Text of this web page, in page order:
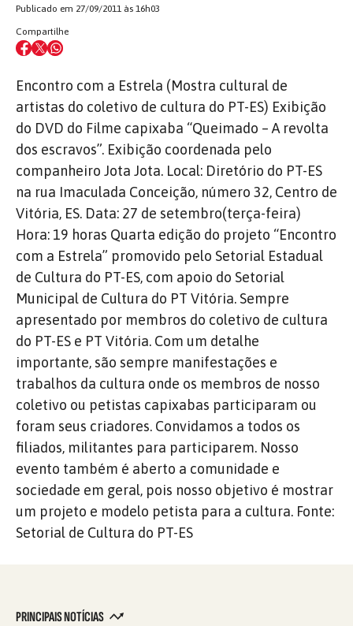
Publicado em 27/09/2011 às 16h03
Compartilhe
Encontro com a Estrela (Mostra cultural de
artistas do coletivo de cultura do PT-ES) Exibição
do DVD do Filme capixaba “Queimado – A revolta
dos escravos”. Exibição coordenada pelo
companheiro Jota Jota. Local: Diretório do PT-ES
na rua Imaculada Conceição, número 32, Centro de
Vitória, ES. Data: 27 de setembro(terça-feira)
Hora: 19 horas Quarta edição do projeto “Encontro
com a Estrela” promovido pelo Setorial Estadual
de Cultura do PT-ES, com apoio do Setorial
Municipal de Cultura do PT Vitória. Sempre
apresentado por membros do coletivo de cultura
do PT-ES e PT Vitória. Com um detalhe
importante, são sempre manifestações e
trabalhos da cultura onde os membros de nosso
coletivo ou petistas capixabas participaram ou
foram seus criadores. Convidamos a todos os
filiados, militantes para participarem. Nosso
evento também é aberto a comunidade e
sociedade em geral, pois nosso objetivo é mostrar
um projeto e modelo petista para a cultura. Fonte:
Setorial de Cultura do PT-ES
PRINCIPAIS NOTÍCIAS